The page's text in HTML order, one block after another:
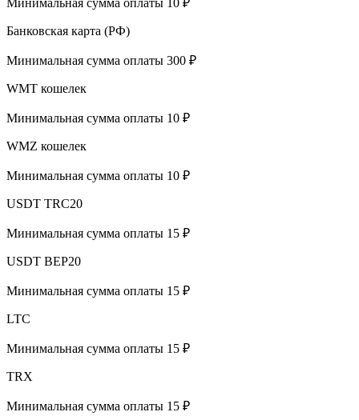
Банковская карта (РФ)
Минимальная сумма оплаты 300 ₽
WMT кошелек
Минимальная сумма оплаты 10 ₽
WMZ кошелек
Минимальная сумма оплаты 10 ₽
USDT TRC20
Минимальная сумма оплаты 15 ₽
USDT BEP20
Минимальная сумма оплаты 15 ₽
LTC
Минимальная сумма оплаты 15 ₽
TRX
Минимальная сумма оплаты 15 ₽